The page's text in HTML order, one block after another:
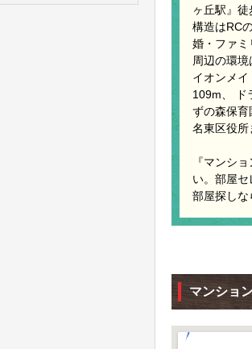
ヶ丘駅』徒
構造はRC
婚・ファミ
周辺の環
イオンメ
109m、 ド
ずの森保
名東区役所
『マンシ
い。部屋
部屋探しな
マンショ